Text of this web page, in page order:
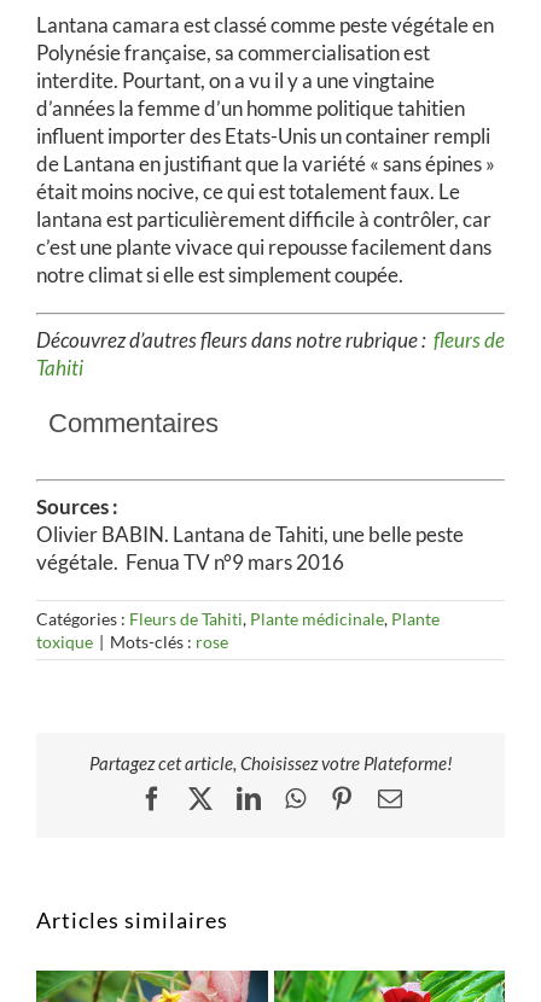
Lantana camara est classé comme peste végétale en
Polynésie française, sa commercialisation est
interdite. Pourtant, on a vu il y a une vingtaine
d’années la femme d’un homme politique tahitien
influent importer des Etats-Unis un container rempli
de Lantana en justifiant que la variété « sans épines »
était moins nocive, ce qui est totalement faux. Le
lantana est particulièrement difficile à contrôler, car
c’est une plante vivace qui repousse facilement dans
notre climat si elle est simplement coupée.
Découvrez d’autres fleurs dans notre rubrique : fleurs de
Tahiti
Commentaires
Sources :
Olivier BABIN. Lantana de Tahiti, une belle peste
végétale. Fenua TV n°9 mars 2016
Catégories : Fleurs de Tahiti, Plante médicinale, Plante
toxique | Mots-clés : rose
Partagez cet article, Choisissez votre Plateforme!
FacebookLinkedInWhatsApp
Pinterest
Email
Articles similaires